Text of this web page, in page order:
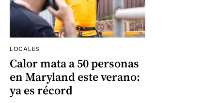
LOCALES
Calor mata a 50 personas
en Maryland este verano:
ya es récord